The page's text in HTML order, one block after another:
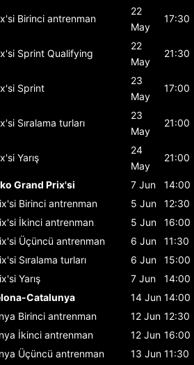
Birinci antrenman
22
May
17:30
Sprint Qualifying
22
May
21:30
Sprint
23
May
17:00
Sıralama turları
23
May
21:00
Yarış
24
May
21:00
Grand Prix'si 7 Jun
14:00
Birinci antrenman 5 Jun
12:30
İkinci antrenman 5 Jun
16:00
Üçüncü antrenman 6 Jun
11:30
Sıralama turları 6 Jun
15:00
Yarış 7 Jun
14:00
Catalunya
14 Jun 14:00
Birinci antrenman 12 Jun 12:30
İkinci antrenman 12 Jun 16:00
Üçüncü antrenman 13 Jun 11:30